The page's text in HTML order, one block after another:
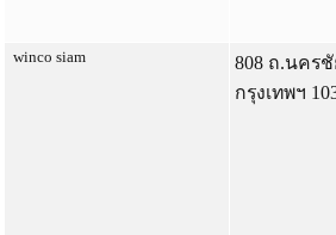
winco siam
808 ถ.นคร
กรุงเทพฯ